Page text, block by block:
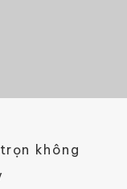
không